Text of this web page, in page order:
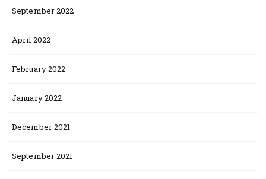
September 2022
April 2022
February 2022
January 2022
December 2021
September 2021